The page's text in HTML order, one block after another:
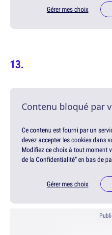
Gérer mes choix
Contenu bloqué par
Ce contenu est fourni par un
devez accepter les cookies dans
Modifiez ce choix à tout moment
de la Confidentialité" en bas de
Gérer mes choix